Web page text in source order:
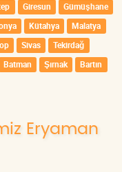
Giresun
Gümüşhane
Kütahya
Malatya
Sivas
Tekirdağ
Batman Şırnak
Bartın
Eryaman